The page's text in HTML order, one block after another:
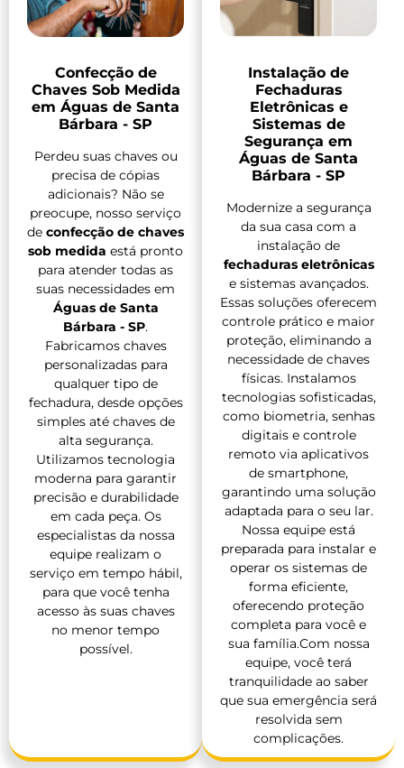
Confecção de
Chaves Sob Medida
em Águas de Santa
Bárbara - SP
Perdeu suas chaves ou
precisa de cópias
adicionais? Não se
preocupe, nosso serviço
de confecção de chaves
sob medida está pronto
para atender todas as
suas necessidades em
Águas de Santa
Bárbara - SP.
Fabricamos chaves
personalizadas para
qualquer tipo de
fechadura, desde opções
simples até chaves de
alta segurança.
Utilizamos tecnologia
moderna para garantir
precisão e durabilidade
em cada peça. Os
especialistas da nossa
equipe realizam o
serviço em tempo hábil,
para que você tenha
acesso às suas chaves
no menor tempo
possível.
Instalação de
Fechaduras
Eletrônicas e
Sistemas de
Segurança em
Águas de Santa
Bárbara - SP
Modernize a segurança
da sua casa com a
instalação de
fechaduras eletrônicas
e sistemas avançados.
Essas soluções oferecem
controle prático e maior
proteção, eliminando a
necessidade de chaves
físicas. Instalamos
tecnologias sofisticadas,
como biometria, senhas
digitais e controle
remoto via aplicativos
de smartphone,
garantindo uma solução
adaptada para o seu lar.
Nossa equipe está
preparada para instalar e
operar os sistemas de
forma eficiente,
oferecendo proteção
completa para você e
sua família.Com nossa
equipe, você terá
tranquilidade ao saber
que sua emergência será
resolvida sem
complicações.